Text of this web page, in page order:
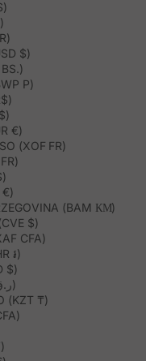
$)
P)
€)
(XOF FR)
€)
(BAM КМ)
$)
CFA)
៛)
$)
CATAR (QAR ر.ق)
(KZT ₸)